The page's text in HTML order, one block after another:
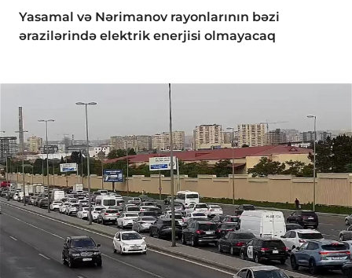
Yasamal və Nərimanov rayonlarının bəzi
ərazilərində elektrik enerjisi olmayacaq